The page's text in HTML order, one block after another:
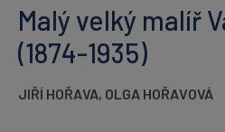
Malý velký malíř
(1874-1935)
JIŘÍ HOŘAVA, OLGA HOŘAVOVÁ